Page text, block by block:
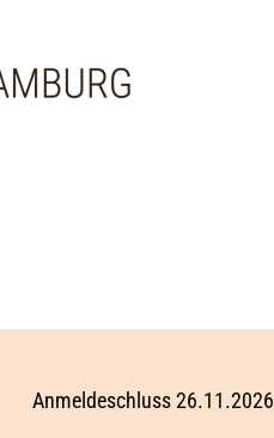
Anmeldeschluss 26.11.2026